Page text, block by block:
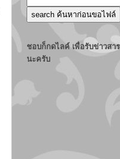
ชอบก็กดไลค์ เพื่อรับข่าวสา
นะครับ